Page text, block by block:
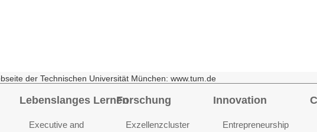
der Technischen Universität München: www.tum.de
Lebenslanges Lernen
Executive and
Forschung
Exzellenzcluster
Innovation
Entrepreneurship